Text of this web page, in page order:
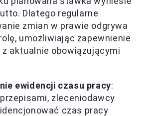
Dlatego regularne
zmian w prawie odgrywa
umożliwiając zapewnienie
z aktualnie obowiązującymi
ewidencji czasu pracy:
zleceniodawcy
czas pracy